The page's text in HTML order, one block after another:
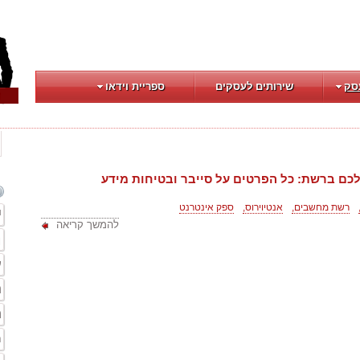
שירותים לעסקים ספריית וידאו
ברשת: כל הפרטים על סייבר ובטיחות מידע
רשת מחשבים, אנטיוירוס, ספק אינטרנט
להמשך קריאה